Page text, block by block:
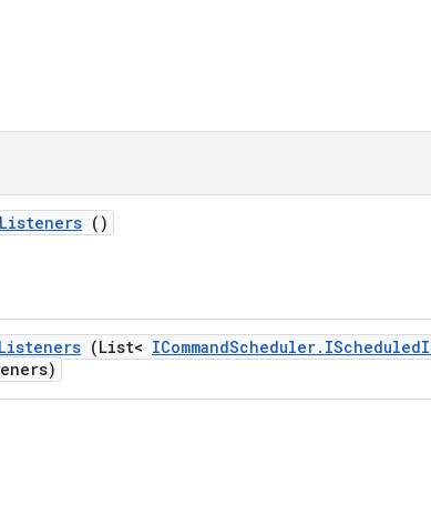
Listeners ()
Listeners (List< ICommandScheduler. IScheduled